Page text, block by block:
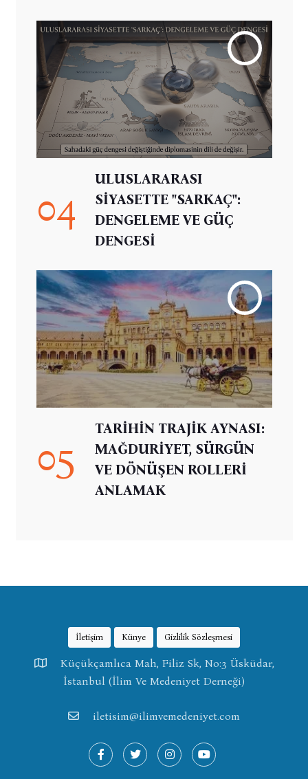
04
ULUSLARARASI
SİYASETTE "SARKAÇ":
DENGELEME VE GÜÇ
DENGESİ
05
TARİHİN TRAJİK AYNASI:
MAĞDURİYET, SÜRGÜN
VE DÖNÜŞEN ROLLERİ
ANLAMAK
İletişim Künye Gizlilik Sözleşmesi
Küçükçamlıca Mah, Filiz Sk, No:3 Üsküdar,
İstanbul (İlim Ve Medeniyet Derneği)
iletisim@ilimvemedeniyet.com